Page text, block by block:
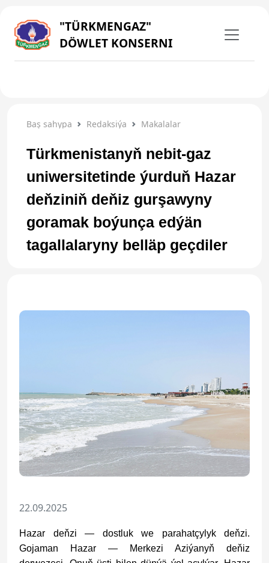
"TÜRKMENGAZ"
DÖWLET KONSERNI
Baş sahypa Redaksiýa Makalalar
Türkmenistanyň nebit-gaz
uniwersitetinde ýurduň Hazar
deňziniň deňiz gurşawyny
goramak boýunça edýän
tagallalaryny belläp geçdiler
22.09.2025
Hazar deňzi — dostluk we parahatçylyk deňzi.
Gojaman Hazar — Merkezi Aziýanyň deňiz